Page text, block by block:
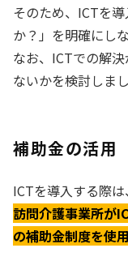
そのため、ICTを
か？」を明確にし
なお、ICTでの解
ないかを検討しまし
補助金の活用
ICTを導入する際は
訪問介護事業所が
の補助金制度を使